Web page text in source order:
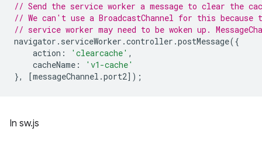
// Send the service worker a message to clear the
// We can't use a BroadcastChannel for this because
// service worker may need to be woken up.
navigator . serviceWorker .controller .postMessage({
action : 'clearcache' ,
cacheName :
'v1-cache'
},
[messageChannel .port2]);
In sw.js